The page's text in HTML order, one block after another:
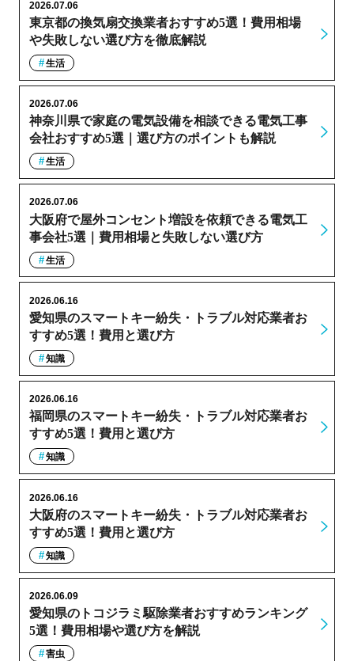
東京都の換気扇交換業者おすすめ5選！費用相場
や失敗しない選び方を徹底解説
2026.07.06
生活
神奈川県で家庭の電気設備を相談できる電気工事
会社おすすめ5選｜選び方のポイントも解説
2026.07.06
生活
大阪府で屋外コンセント増設を依頼できる電気工
事会社5選｜費用相場と失敗しない選び方
2026.07.06
生活
愛知県のスマートキー紛失・トラブル対応業者お
すすめ5選！費用と選び方
2026.06.16
知識
福岡県のスマートキー紛失・トラブル対応業者お
すすめ5選！費用と選び方
2026.06.16
知識
大阪府のスマートキー紛失・トラブル対応業者お
すすめ5選！費用と選び方
2026.06.16
知識
愛知県のトコジラミ駆除業者おすすめランキング
5選！費用相場や選び方を解説
2026.06.09
害虫